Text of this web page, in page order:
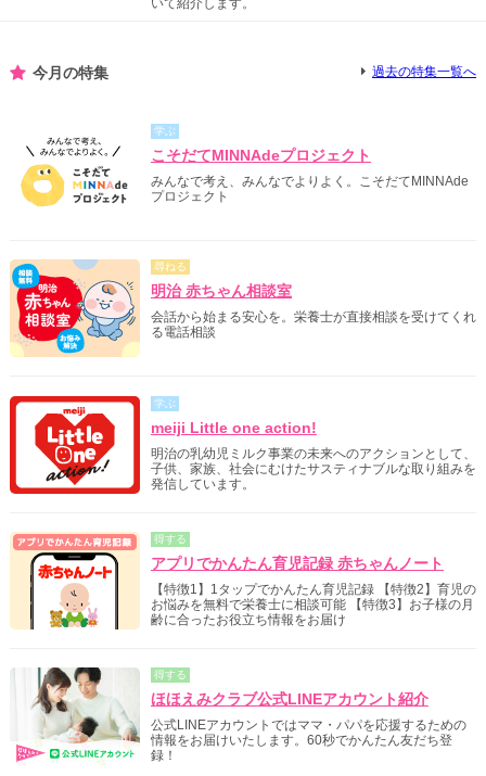
今月の特集 過去の特集一覧へ
学ぶ
こそだてMINNAdeプロジェクト
みんなで考え、みんなでよりよく。こそだてMINNAde
プロジェクト
尋ねる
明治 赤ちゃん相談室
会話から始まる安心を。栄養士が直接相談を受けてくれ
る電話相談
学ぶ
meiji Little one action!
明治の乳幼児ミルク事業の未来へのアクションとして、
子供、家族、社会にむけたサスティナブルな取り組みを
発信しています。
得する
アプリでかんたん育児記録 赤ちゃんノート
【特徴1】1タップでかんたん育児記録 【特徴2】育児の
お悩みを無料で栄養士に相談可能 【特徴3】お子様の月
齢に合ったお役立ち情報をお届け
得する
ほほえみクラブ公式LINEアカウント紹介
公式LINEアカウントではママ・パパを応援するための
情報をお届けいたします。60秒でかんたん友だち登
録！